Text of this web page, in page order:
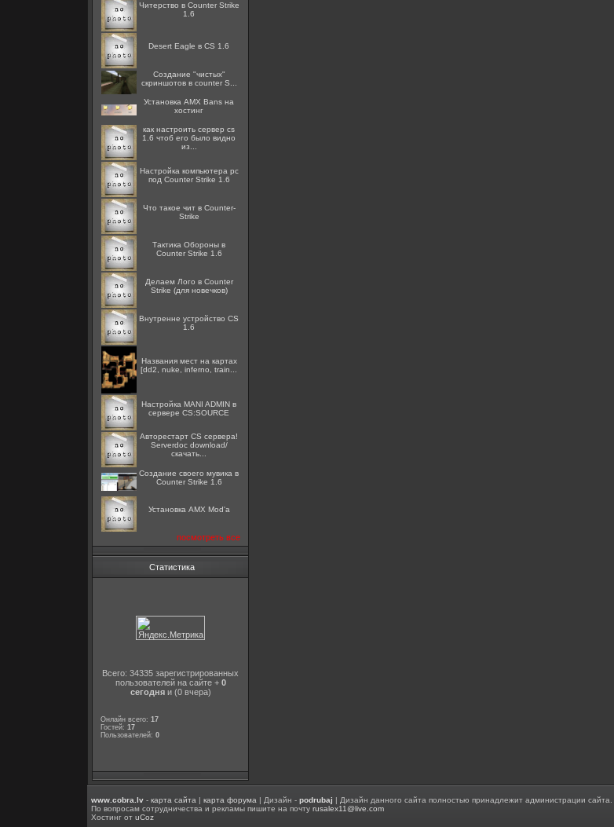
Читерство в Counter Strike
1.6
Desert Eagle в CS 1.6
Создание "чистых"
скриншотов в counter S...
Установка AMX Bans на
хостинг
как настроить сервер cs
1.6 чтоб его было видно
из...
Настройка компьютера pc
под Counter Strike 1.6
Что такое чит в Counter-
Strike
Тактика Обороны в
Counter Strike 1.6
Делаем Лого в Counter
Strike (для новечков)
Внутренне устройство CS
1.6
Названия мест на картах
[dd2, nuke, inferno, train...
Настройка MANI ADMIN в
сервере CS:SOURCE
Авторестарт CS сервера!
Serverdoc download/
скачать...
Создание своего мувика в
Counter Strike 1.6
Установка AMX Mod'a
посмотреть все
Статистика
Всего: 34335 зарегистрированных
пользователей на сайте + 0
сегодняи (0 вчера)
Онлайн всего: 17
Гостей: 17
Пользователей: 0
www.cobra.lv - карта сайта | карта форума | Дизайн - podrubaj | Дизайн данного сайта полностью принадлежит администрации сайта.
По вопросам сотрудничества и рекламы пишите на почту rusalex11@live.com
Хостинг от uCoz